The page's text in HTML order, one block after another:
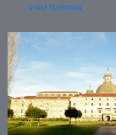
Urola Turismoa
Previous